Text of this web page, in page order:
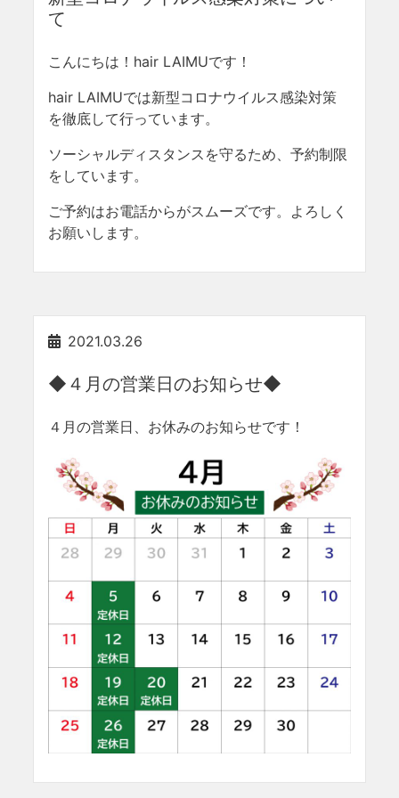
て
こんにちは！hair LAIMUです！
hair LAIMUでは新型コロナウイルス感染対策
を徹底して行っています。
ソーシャルディスタンスを守るため、予約制限
をしています。
ご予約はお電話からがスムーズです。よろしく
お願いします。
2021.03.26
◆４月の営業日のお知らせ◆
４月の営業日、お休みのお知らせです！